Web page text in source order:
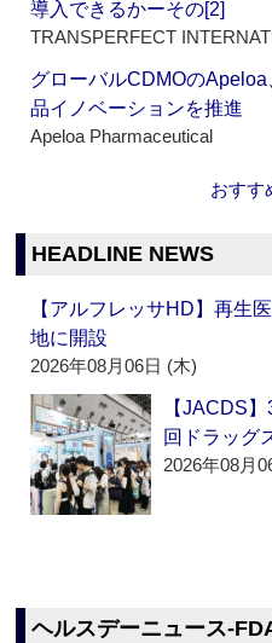
導入できるかーその[2]
TRANSPERFECT
グローバルCDMOの
品イノベーションを推進
Apeloa Pharmaceutical
おすす
HEADLINE NEWS
【アルフレッサHD】再生
地に開設
2026年08月06日 (木)
【JACDS
回ドラッグ
2026年08月
ヘルスデーニュース